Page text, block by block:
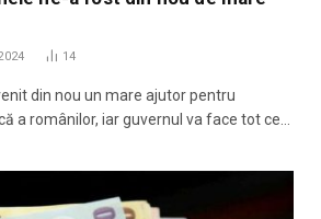
14
din nou un mare ajutor pentru
a românilor, iar guvernul va face tot ce…